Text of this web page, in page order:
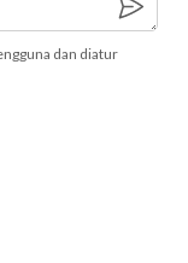
dan diatur